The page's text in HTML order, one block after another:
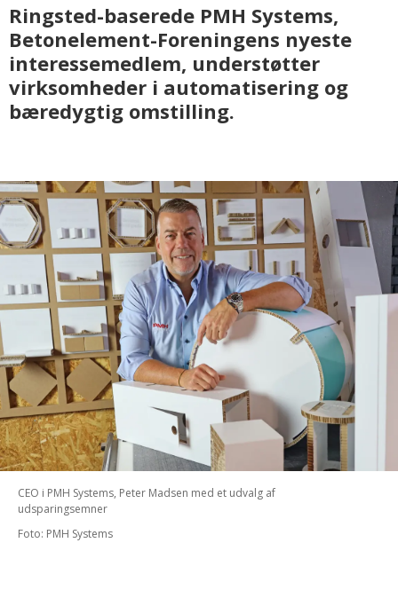
Ringsted-baserede PMH Systems,
Betonelement-Foreningens nyeste
interessemedlem, understøtter
virksomheder i automatisering og
bæredygtig omstilling.
CEO i PMH Systems, Peter Madsen med et udvalg af
udsparingsemner
Foto: PMH Systems